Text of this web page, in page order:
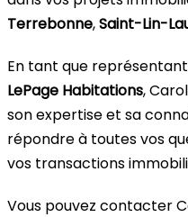
Terrebonne,Saint-Lin-
En tant que
LePage Habitations,
son expertise et sa
répondre à toutes vos
vos transactions
Vous pouvez contacter